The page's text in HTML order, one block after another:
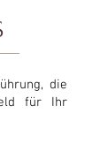
die
für Ihr